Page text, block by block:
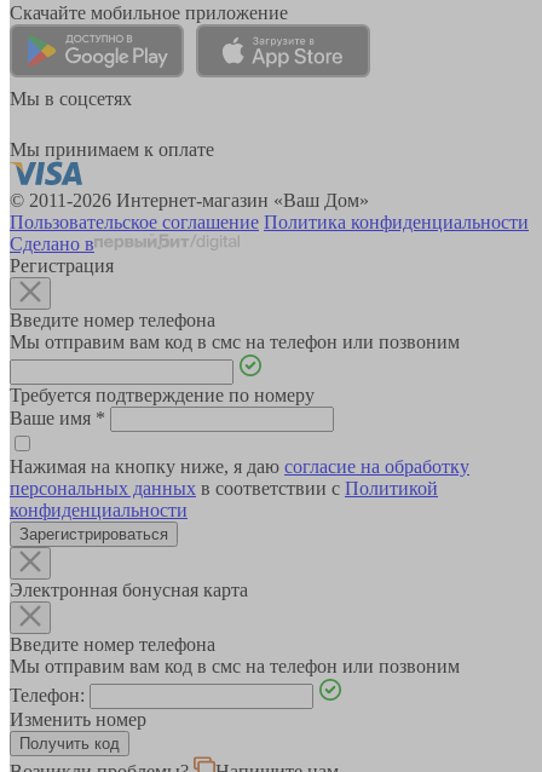
Скачайте мобильное приложение
Мы в соцсетях
Мы принимаем к оплате
© 2011-2026 Интернет-магазин «Ваш Дом»
Пользовательское соглашение Политика конфиденциальности
Сделано в
Регистрация
Введите номер телефона
Мы отправим вам код в смс на телефон или позвоним
Требуется подтверждение по номеру
Ваше имя *
Нажимая на кнопку ниже, я даю согласие на обработку
персональных данных в соответствии с Политикой
конфиденциальности
Зарегистрироваться
Электронная бонусная карта
Введите номер телефона
Мы отправим вам код в смс на телефон или позвоним
Телефон:
Изменить номер